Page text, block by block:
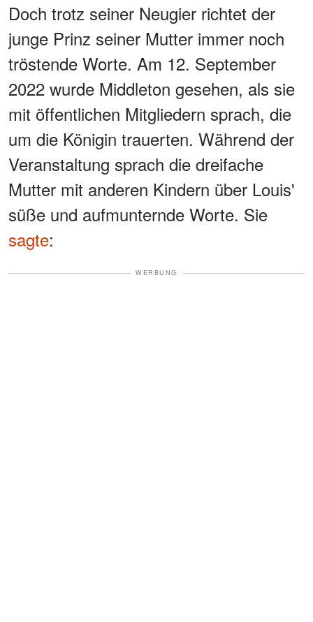
Doch trotz seiner Neugier richtet der
junge Prinz seiner Mutter immer noch
tröstende Worte. Am 12. September
2022 wurde Middleton gesehen, als sie
mit öffentlichen Mitgliedern sprach, die
um die Königin trauerten. Während der
Veranstaltung sprach die dreifache
Mutter mit anderen Kindern über Louis'
süße und aufmunternde Worte. Sie
sagte:
WERBUNG